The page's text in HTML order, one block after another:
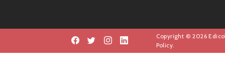
Copyright © 2026
Policy.